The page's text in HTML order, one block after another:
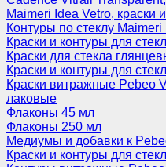
Maimeri Idea Vetro, краски
Контуры по стеклу Maimeri
Краски и контуры для
Краски для стекла
Краски и контуры для
Краски витражные Pebeo
лаковые
Флаконы 45 мл
Флаконы 250 мл
Медиумы и добавки к
Краски и контуры для